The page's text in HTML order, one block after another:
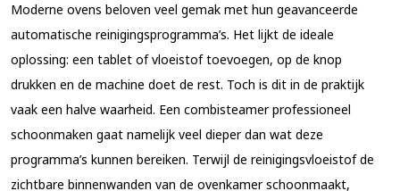
Moderne ovens beloven veel gemak met hun geavanceerde
automatische reinigingsprogramma’s. Het lijkt de ideale
oplossing: een tablet of vloeistof toevoegen, op de knop
drukken en de machine doet de rest. Toch is dit in de praktijk
vaak een halve waarheid. Een combisteamer professioneel
schoonmaken gaat namelijk veel dieper dan wat deze
programma’s kunnen bereiken. Terwijl de reinigingsvloeistof de
zichtbare binnenwanden van de ovenkamer schoonmaakt,